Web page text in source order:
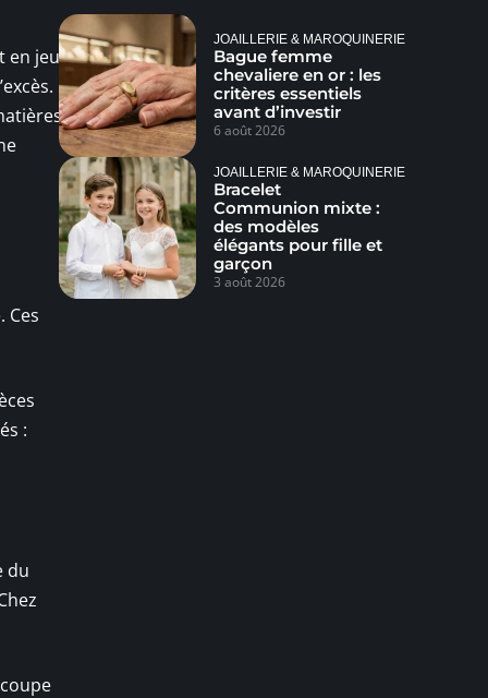
en jeu
Ces
:
du
JOAILLERIE & MAROQUINERIE
Bague femme
chevaliere en or : les
critères essentiels
avant d’investir
6 août 2026
JOAILLERIE & MAROQUINERIE
Bracelet
Communion mixte :
des modèles
élégants pour fille et
garçon
3 août 2026